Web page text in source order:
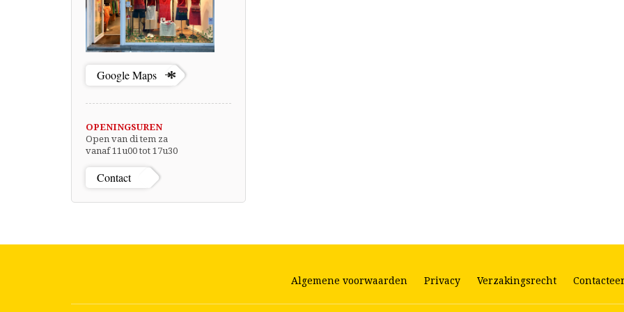
Google Maps
OPENINGSUREN
Open van di tem za
vanaf 11u00 tot 17u30
Contact
Algemene voorwaarden Privacy Verzakingsrecht